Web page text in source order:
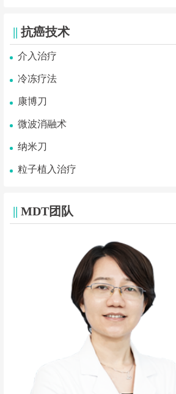
|| 抗癌技术
介入治疗
冷冻疗法
康博刀
微波消融术
纳米刀
粒子植入治疗
|| MDT团队